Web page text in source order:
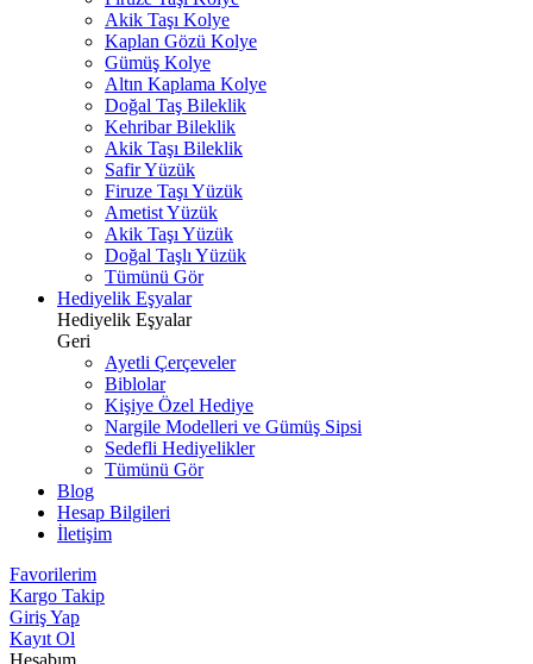
Akik Taşı Kolye
Kaplan Gözü Kolye
Gümüş Kolye
Altın Kaplama Kolye
Doğal Taş Bileklik
Kehribar Bileklik
Akik Taşı Bileklik
Safir Yüzük
Firuze Taşı Yüzük
Ametist Yüzük
Akik Taşı Yüzük
Doğal Taşlı Yüzük
Tümünü Gör
Hediyelik Eşyalar
Hediyelik Eşyalar
Geri
Ayetli Çerçeveler
Biblolar
Kişiye Özel Hediye
Nargile Modelleri ve Gümüş Sipsi
Sedefli Hediyelikler
Tümünü Gör
Blog
Hesap Bilgileri
İletişim
Favorilerim
Kargo Takip
Giriş Yap
Kayıt Ol
Hesabım